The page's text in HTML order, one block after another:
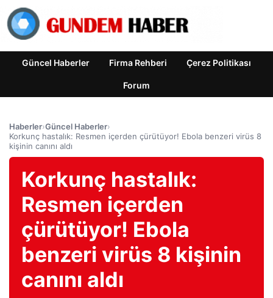
Güncel Haberler Firma Rehberi Çerez Politikası
Forum
Haberler›Güncel Haberler›
Korkunç hastalık: Resmen içerden çürütüyor! Ebola benzeri virüs 8
kişinin canını aldı
Korkunç hastalık:
Resmen içerden
çürütüyor! Ebola
benzeri virüs 8 kişinin
canını aldı